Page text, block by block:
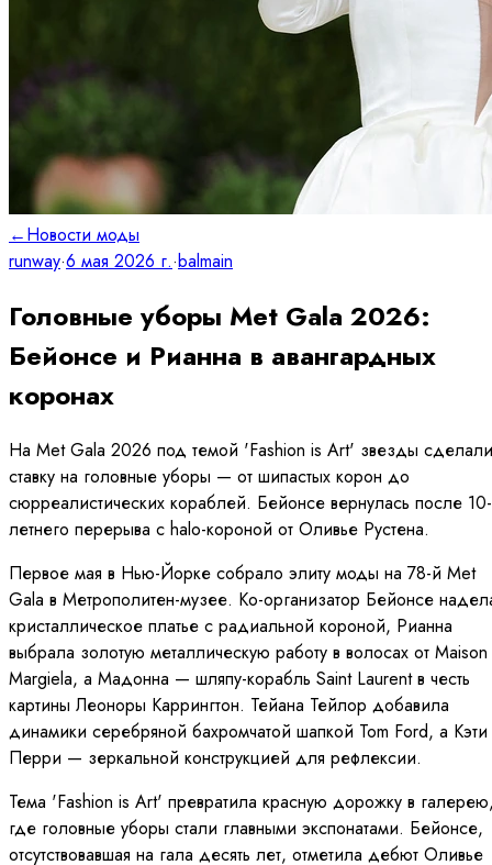
←Новости моды
runway·6 мая 2026 г.·balmain
Головные уборы Met Gala 2026:
Бейонсе и Рианна в авангардных
коронах
На Met Gala 2026 под темой 'Fashion is Art' звезды сделали
ставку на головные уборы — от шипастых корон до
сюрреалистических кораблей. Бейонсе вернулась после 10-
летнего перерыва с halo-короной от Оливье Рустена.
Первое мая в Нью-Йорке собрало элиту моды на 78-й Met
Gala в Метрополитен-музее. Ко-организатор Бейонсе
кристаллическое платье с радиальной короной, Рианна
выбрала золотую металлическую работу в волосах от Maison
Margiela, а Мадонна — шляпу-корабль Saint Laurent в честь
картины Леоноры Каррингтон. Тейана Тейлор добавила
динамики серебряной бахромчатой шапкой Tom Ford, а Кэти
Перри — зеркальной конструкцией для рефлексии.
Тема 'Fashion is Art' превратила красную дорожку в
где головные уборы стали главными экспонатами. Бейонсе,
отсутствовавшая на гала десять лет, отметила дебют Оливье